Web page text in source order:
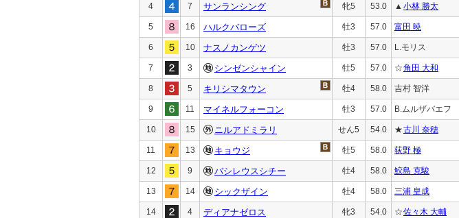
4 7 サンランシング 牝5 53.0 ▲ 小林 勝太
5 16 ハルクバローズ 牡3 57.0 富田 暁
6 10 ナスノカンゲツ 牡3 57.0 L.モリス
7 3 シンゼンシャイン 牡5 57.0 ☆角田 大和
8 5 キリシマタウン 牡4 58.0 吉村 智洋
9 11 マイネルフォーコン 牡3 57.0 B.ムルザバエフ
10 15 ニルアドミラリ せん5 54.0 ★古川 奈穂
11 13 キョウジ 牡5 58.0 荻野 極
12 9 バシレウスシチー 牡4 58.0 鮫島 克駿
13 14 シックザイン 牡4 58.0 三浦 皇成
14 4 ディアナゼロス 牝3 54.0 ☆佐々木 大輔